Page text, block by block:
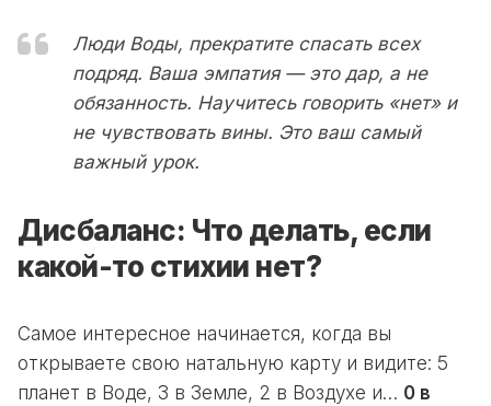
Люди Воды, прекратите спасать всех
подряд. Ваша эмпатия — это дар, а не
обязанность. Научитесь говорить «нет» и
не чувствовать вины. Это ваш самый
важный урок.
Дисбаланс: Что делать, если
какой-то стихии нет?
Самое интересное начинается, когда вы
открываете свою натальную карту и видите: 5
планет в Воде, 3 в Земле, 2 в Воздухе и… 0 в